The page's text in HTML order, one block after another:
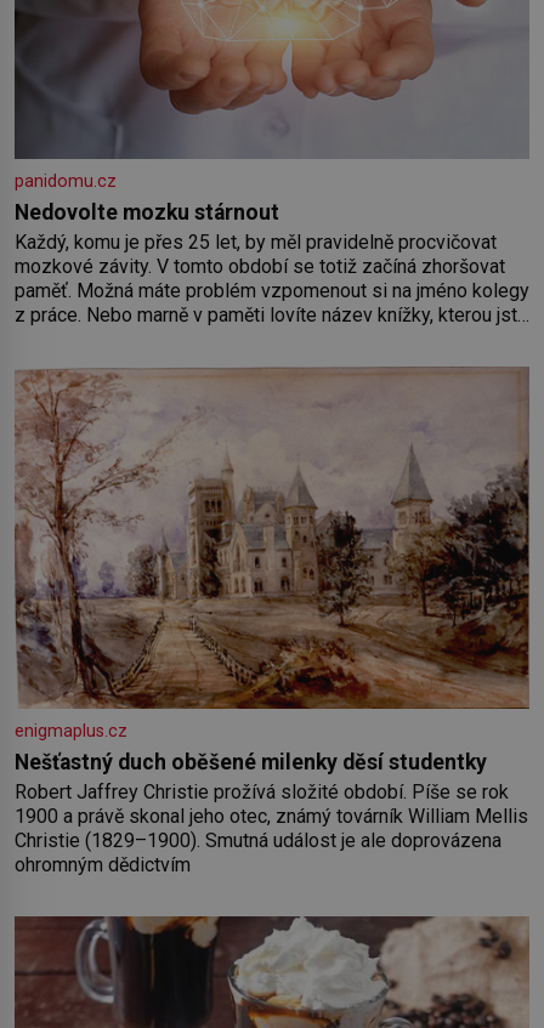
panidomu.cz
Nedovolte mozku stárnout
Každý, komu je přes 25 let, by měl pravidelně procvičovat
mozkové závity. V tomto období se totiž začíná zhoršovat
paměť. Možná máte problém vzpomenout si na jméno kolegy
z práce. Nebo marně v paměti lovíte název knížky, kterou jste
paměť rozhodla stávkovat. Cvičte
enigmaplus.cz
Nešťastný duch oběšené milenky děsí studentky
Robert Jaffrey Christie prožívá složité období. Píše se rok
1900 a právě skonal jeho otec, známý továrník William Mellis
Christie (1829–1900). Smutná událost je ale doprovázena
ohromným dědictvím